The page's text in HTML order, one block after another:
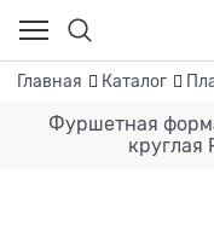
Главная Каталог
Фуршетная
круглая